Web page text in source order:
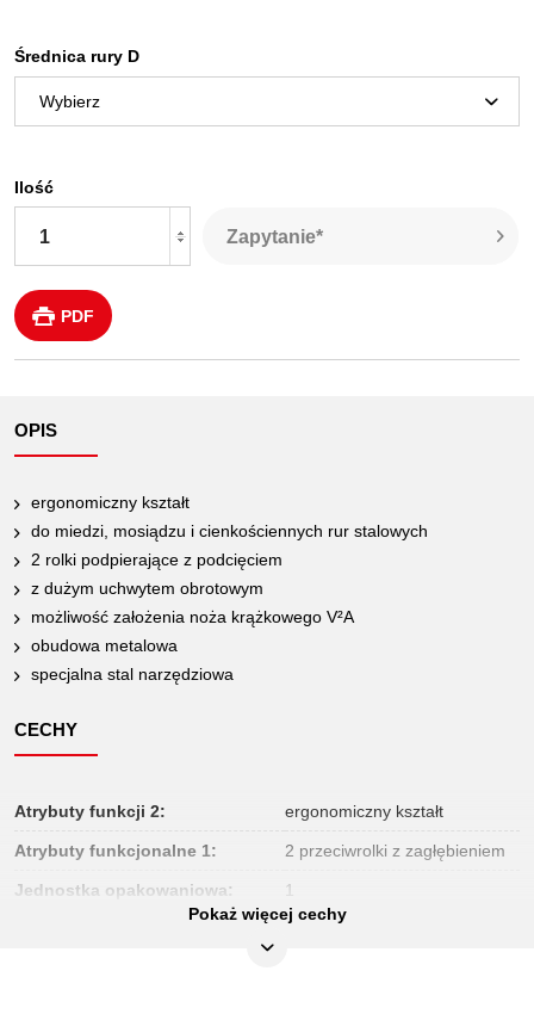
Średnica rury D
Ilość
Zapytanie*
PDF
OPIS
ergonomiczny kształt
do miedzi, mosiądzu i cienkościennych rur stalowych
2 rolki podpierające z podcięciem
z dużym uchwytem obrotowym
możliwość założenia noża krążkowego V²A
obudowa metalowa
specjalna stal narzędziowa
CECHY
Atrybuty funkcji 2: ergonomiczny kształt
Atrybuty funkcjonalne 1: 2 przeciwrolki z zagłębieniem
Jednostka opakowaniowa: 1
101.1001
Pokaż więcej cechy